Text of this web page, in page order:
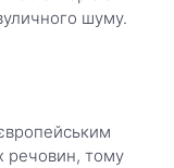
шуму.
речовин, тому